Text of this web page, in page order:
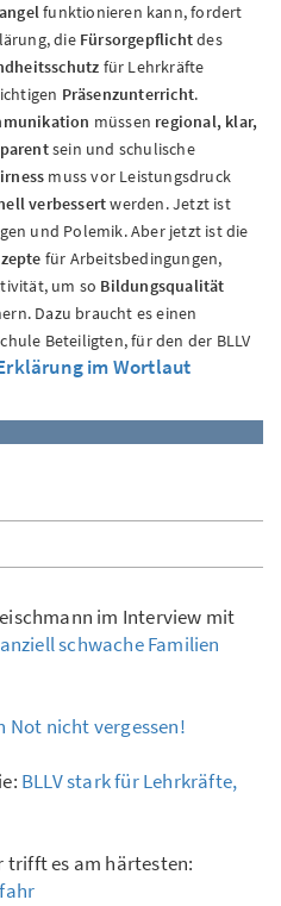
funktionieren kann, fordert
die Fürsorgepflichtdes
für Lehrkräfte
Präsenzunterricht.
müssen regional, klar,
sein und schulische
muss vor Leistungsdruck
verbessertwerden. Jetzt ist
und Polemik. Aber jetzt ist die
für Arbeitsbedingungen,
um so Bildungsqualität
Dazu braucht es einen
Beteiligten, für den der BLLV
im Wortlaut
im Interview mit
schwache Familien
Not nicht vergessen!
BLLV stark für Lehrkräfte,
trifft es am härtesten: